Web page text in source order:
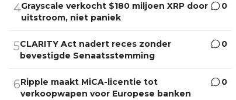
4Grayscale verkocht $180 miljoen XRP door
uitstroom, niet paniek
0
5CLARITY Act nadert reces zonder
bevestigde Senaatsstemming
0
6Ripple maakt MiCA-licentie tot
verkoopwapen voor Europese banken
0